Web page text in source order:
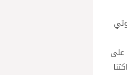
على